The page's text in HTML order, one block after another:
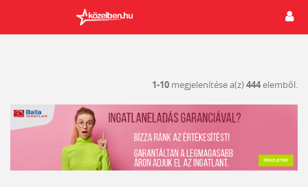
1-10 megjelenítése a(z)444elemből.